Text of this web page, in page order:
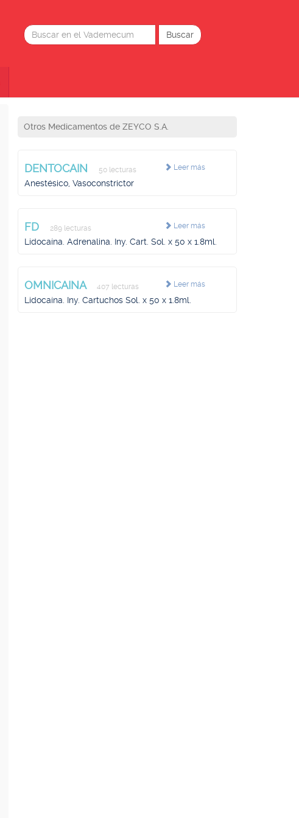
Otros Medicamentos de ZEYCO S.A.
Leer más
DENTOCAIN 50 lecturas
Anestésico, Vasoconstrictor
Leer más
FD 289 lecturas
Lidocaína. Adrenalina. Iny. Cart. Sol. x 50 x 1.8ml.
Leer más
OMNICAINA 407 lecturas
Lidocaína. Iny. Cartuchos Sol. x 50 x 1.8ml.